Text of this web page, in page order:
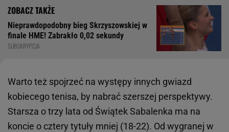
Nieprawdopodobny bieg Skrzyszowskiej w
finale HME! Zabrakło 0,02 sekundy
SUBSKRYPCJA
Warto też spojrzeć na występy innych gwiazd
kobiecego tenisa, by nabrać szerszej perspektywy.
Starsza o trzy lata od Świątek Sabalenka ma na
koncie o cztery tytuły mniej (18-22). Od wygranej w